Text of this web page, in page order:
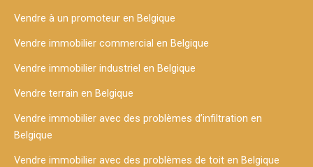
Vendre à un promoteur en Belgique
Vendre immobilier commercial en Belgique
Vendre immobilier industriel en Belgique
Vendre terrain en Belgique
Vendre immobilier avec des problèmes d’infiltration en
Belgique
Vendre immobilier avec des problèmes de toit en Belgique